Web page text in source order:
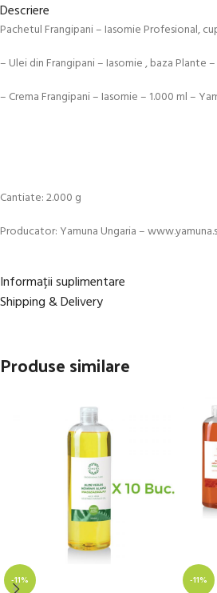
Descriere
Pachetul Frangipani – Iasomie Profesional,
– Ulei din Frangipani – Iasomie , baza Plante
– Crema Frangipani – Iasomie – 1.000 ml –
Cantiate: 2.000 g
Producator: Yamuna Ungaria –
Informații suplimentare
Shipping & Delivery
Produse similare
-11% -11%